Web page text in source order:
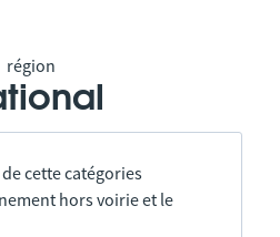
région
cette catégories
hors voirie et le